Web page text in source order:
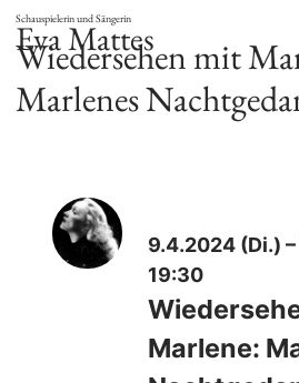
Schauspielerin und Sängerin
Eva Mattes
Wiedersehen mit
Marlenes
9.4.2024 (Di.)
19:30
Marlene: